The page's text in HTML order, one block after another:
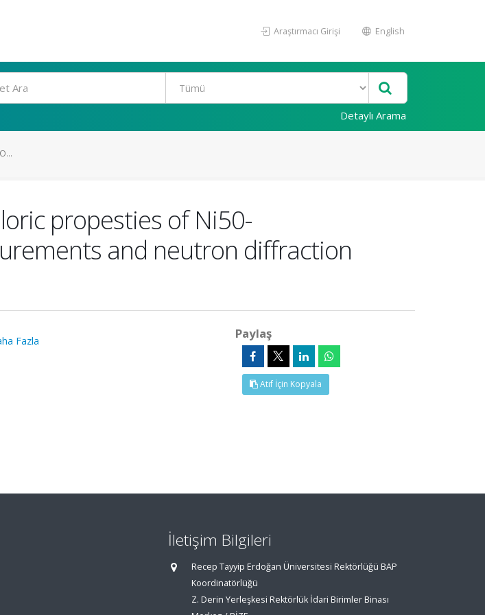
Araştırmacı Girişi English
Detaylı Arama
propesties of Ni50-
and neutron diffraction
Fazla
Paylaş
Atıf İçin Kopyala
İletişim Bilgileri
Recep Tayyip Erdoğan Üniversitesi Rektörlüğü BAP
Koordinatörlüğü
Z. Derin Yerleşkesi Rektörlük İdari Birimler Binası